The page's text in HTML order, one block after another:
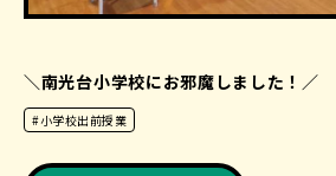
＼南光台小学校にお邪魔しました！／
#小学校出前授業